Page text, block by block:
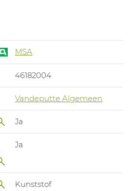
MSA
46182004
Vandeputte Algemeen
Ja
Ja
Kunststof